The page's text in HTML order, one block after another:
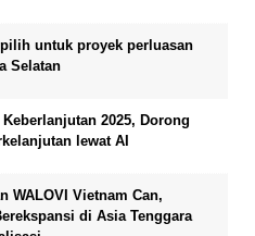
untuk proyek perluasan
Selatan
2025, Dorong
lewat AI
WALOVI Vietnam Can,
di Asia Tenggara